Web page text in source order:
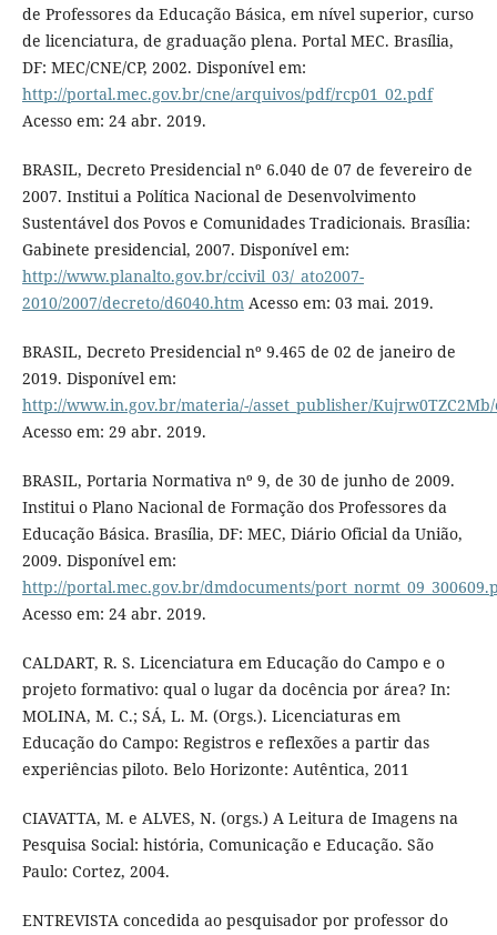
de Professores da Educação Básica, em nível superior, curso
de licenciatura, de graduação plena. Portal MEC. Brasília,
DF: MEC/CNE/CP, 2002. Disponível em:
http://portal.mec.gov.br/cne/arquivos/pdf/rcp01_02.pdf
Acesso em: 24 abr. 2019.
BRASIL, Decreto Presidencial nº 6.040 de 07 de fevereiro de
2007. Institui a Política Nacional de Desenvolvimento
Sustentável dos Povos e Comunidades Tradicionais. Brasília:
Gabinete presidencial, 2007. Disponível em:
http://www.planalto.gov.br/ccivil_03/_ato2007-
2010/2007/decreto/d6040.htmAcesso em: 03 mai. 2019.
BRASIL, Decreto Presidencial nº 9.465 de 02 de janeiro de
2019. Disponível em:
http://www.in.gov.br/materia/-/asset_publisher/
Acesso em: 29 abr. 2019.
BRASIL, Portaria Normativa nº 9, de 30 de junho de 2009.
Institui o Plano Nacional de Formação dos Professores da
Educação Básica. Brasília, DF: MEC, Diário Oficial da União,
2009. Disponível em:
http://portal.mec.gov.br/dmdocuments/
Acesso em: 24 abr. 2019.
CALDART, R. S. Licenciatura em Educação do Campo e o
projeto formativo: qual o lugar da docência por área? In:
MOLINA, M. C.; SÁ, L. M. (Orgs.). Licenciaturas em
Educação do Campo: Registros e reflexões a partir das
experiências piloto. Belo Horizonte: Autêntica, 2011
CIAVATTA, M. e ALVES, N. (orgs.) A Leitura de Imagens na
Pesquisa Social: história, Comunicação e Educação. São
Paulo: Cortez, 2004.
ENTREVISTA concedida ao pesquisador por professor do